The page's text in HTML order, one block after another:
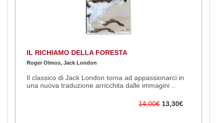
IL RICHIAMO DELLA FORESTA
Roger Olmos, Jack London
Il classico di Jack London torna ad appassionarci in
una nuova traduzione arricchita dalle immagini ..
14,00€ 13,30€